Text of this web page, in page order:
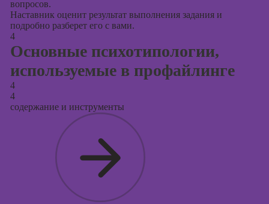
вопросов.
Наставник оценит результат выполнения задания и
подробно разберет его с вами.
4
Основные психотипологии,
используемые в профайлинге
4
4
содержание и инструменты